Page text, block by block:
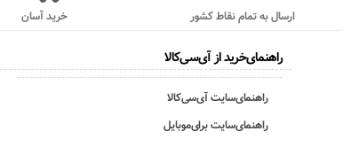
خرید آسان ارسال به تمام نقاط کشور
راهنمای‌خرید از آی‌سی‌کالا
راهنمای‌سایت آی‌سی‌کالا
راهنمای‌سایت برای‌موبایل